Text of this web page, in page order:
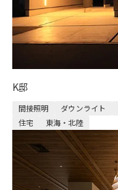
K邸
間接照明 ダウンライト
住宅
東海・北陸